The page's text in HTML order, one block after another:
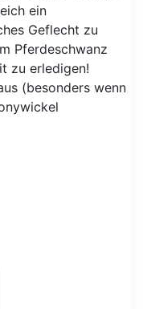
ein
Geflecht zu
Pferdeschwanz
zu erledigen!
(besonders wenn